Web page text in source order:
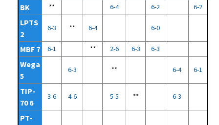
BK ** 6-4 6-2 6-2
LPTS
2
6-3 ** 6-4 6-0
MBF 7 6-1 ** 2-6 6-3 6-3
Wega
5
6-3 ** 6-4 6-1
TIP-
70 6
3-6 4-6 5-5 ** 6-3
PT-